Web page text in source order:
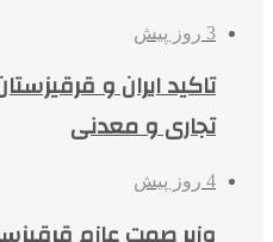
3 روز پیش
تاکید ایران و
تجاری و معدنی
4 روز پیش